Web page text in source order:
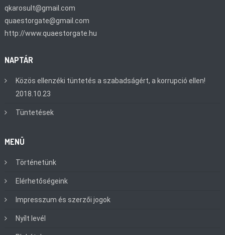
qkarosult@gmail.com
quaestorgate@gmail.com
http://www.quaestorgate.hu
NAPTÁR
Közös ellenzéki tüntetés a szabadságért, a korrupció ellen!
2018.10.23
Tüntetések
MENÜ
Történetünk
Elérhetőségeink
Impresszum és szerzői jogok
Nyílt levél